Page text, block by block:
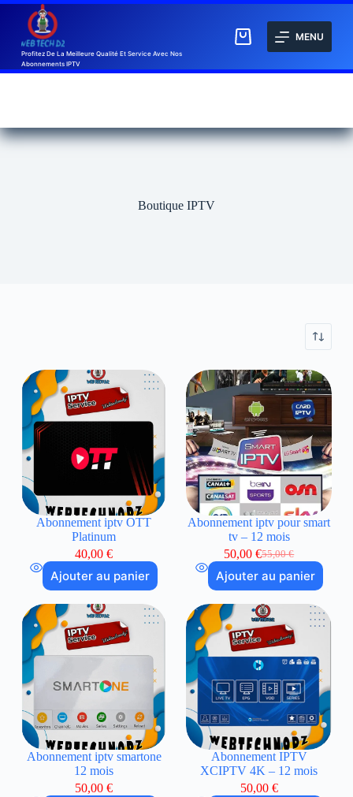
Profitez De La Meilleure Qualité Et Service Avec Nos
Abonnements IPTV
MENU
Boutique IPTV
Abonnement iptv OTT
Platinum
40,00€
Ajouter au panier
Abonnement iptv pour smart
tv – 12 mois
55,00€
50,00€
Ajouter au panier
Abonnement iptv smartone
12 mois
50,00€
Abonnement IPTV
XCIPTV 4K – 12 mois
50,00 €